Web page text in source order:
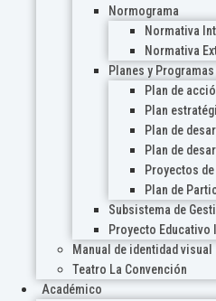
Normograma
Normativa
Normativa
Planes y Programas
Plan de
Plan
Plan de
Plan de
Proyectos
Plan de
Subsistema de
Proyecto Educativo
Manual de identidad visual
Teatro La Convención
Académico